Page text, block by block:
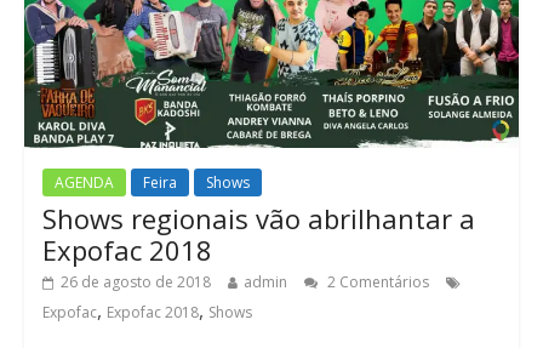
AGENDA Feira Shows
Shows regionais vão abrilhantar a
Expofac 2018
26 de agosto de 2018 admin
2 Comentários
Expofac, Expofac 2018, Shows